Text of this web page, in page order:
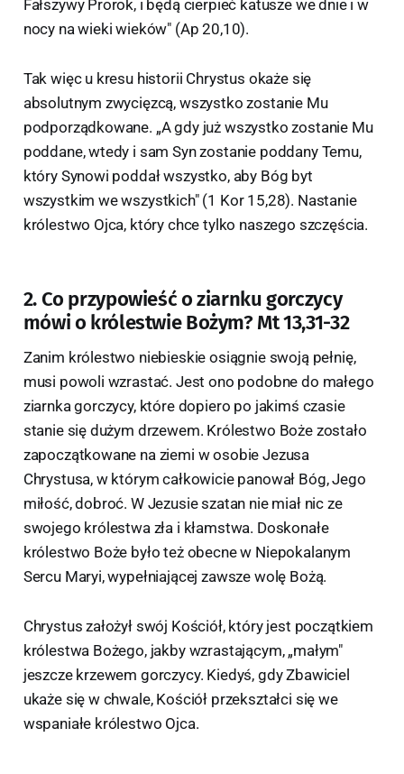
Fałszywy Prorok, i będą cierpieć katusze we dnie i w
nocy na wieki wieków" (Ap 20,10).
Tak więc u kresu historii Chrystus okaże się
absolutnym zwycięzcą, wszystko zostanie Mu
podporządkowane. „A gdy już wszystko zostanie Mu
poddane, wtedy i sam Syn zostanie poddany Temu,
który Synowi poddał wszystko, aby Bóg byt
wszystkim we wszystkich" (1 Kor 15,28). Nastanie
królestwo Ojca, który chce tylko naszego szczęścia.
2. Co przypowieść o ziarnku gorczycy
mówi o królestwie Bożym? Mt 13,31-32
Zanim królestwo niebieskie osiągnie swoją pełnię,
musi powoli wzrastać. Jest ono podobne do małego
ziarnka gorczycy, które dopiero po jakimś czasie
stanie się dużym drzewem. Królestwo Boże zostało
zapoczątkowane na ziemi w osobie Jezusa
Chrystusa, w którym całkowicie panował Bóg, Jego
miłość, dobroć. W Jezusie szatan nie miał nic ze
swojego królestwa zła i kłamstwa. Doskonałe
królestwo Boże było też obecne w Niepokalanym
Sercu Maryi, wypełniającej zawsze wolę Bożą.
Chrystus założył swój Kościół, który jest początkiem
królestwa Bożego, jakby wzrastającym, „małym"
jeszcze krzewem gorczycy. Kiedyś, gdy Zbawiciel
ukaże się w chwale, Kościół przekształci się we
wspaniałe królestwo Ojca.